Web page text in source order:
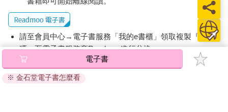
來去看我兒子雷克索，他有唐氏症，但他沒事，反正在這個幹他
媽的世界，他有腦也不能怎樣啦，所以最好還是沒有。他現在都
三歲了還老是到處撞倒東西，我有次扁了他一頓結果他媽叫我不
要這樣幹，說他又沒辦法控制，我叫她去死一死啦，這個大頭小
黑鬼在我的好褲子上打翻果汁欸，所以沒錯，林北就是要扁他。
我現在要去看雷克索，因為我是他老爸，我會照顧我的孩子們。
我名叫梵．谷．詹金斯我十九歲而且我誰也不在乎，不在乎你，
不在乎我老媽，也不在乎其他哪個誰，反正這世界也誰都不屌，
請至會員中心→電子書服務「我的e書櫃」領取複製『兌換
碼』至電子書服務商Readmoo進行兌換。
退換貨須知：
因版權保護，您在金石堂所購買的電子書僅能以金石堂專屬
電子書
※ 金石堂電子書怎麼看